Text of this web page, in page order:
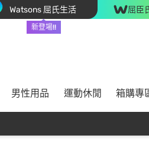
Watsons 屈氏生活
新登場!!
屈臣
男性用品 運動休閒 箱購專